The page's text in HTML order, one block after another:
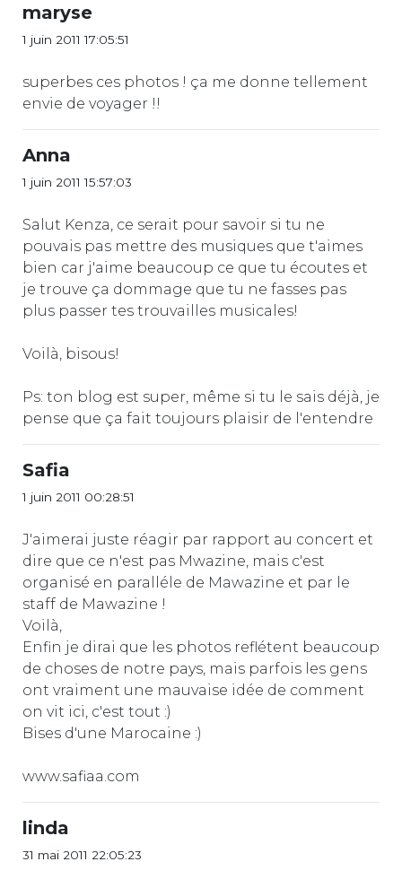
maryse
1 juin 2011 17:05:51
superbes ces photos ! ça me donne tellement
envie de voyager !!
Anna
1 juin 2011 15:57:03
Salut Kenza, ce serait pour savoir si tu ne
pouvais pas mettre des musiques que t'aimes
bien car j'aime beaucoup ce que tu écoutes et
je trouve ça dommage que tu ne fasses pas
plus passer tes trouvailles musicales!
Voilà, bisous!
Ps: ton blog est super, même si tu le sais déjà, je
pense que ça fait toujours plaisir de l'entendre
Safia
1 juin 2011 00:28:51
J'aimerai juste réagir par rapport au concert et
dire que ce n'est pas Mwazine, mais c'est
organisé en paralléle de Mawazine et par le
staff de Mawazine !
Voilà,
Enfin je dirai que les photos reflétent beaucoup
de choses de notre pays, mais parfois les gens
ont vraiment une mauvaise idée de comment
on vit ici, c'est tout :)
Bises d'une Marocaine :)
www.safiaa.com
linda
31 mai 2011 22:05:23